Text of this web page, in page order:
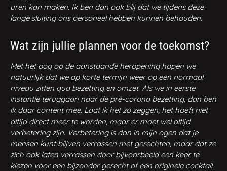
uren kan maken. Ik ben dan ook blij dat we tijdens deze
lange sluiting ons personeel hebben kunnen behouden.
Wat zijn jullie plannen voor de toekomst?
Met het oog op de aanstaande heropening hopen we
natuurlijk dat we op korte termijn weer op een normaal
niveau zitten qua bezetting en omzet. Als we in eerste
instantie teruggaan naar de pré-corona bezetting, dan ben
ik daar content mee. Laat ik het zo zeggen; het hoeft niet
altijd direct meer te worden, maar er moet wel altijd
verbetering zijn. Verbetering is dan in mijn ogen dat je
mensen kunt blijven verrassen met gerechten, maar dat ze
zich ook laten verrassen door bijvoorbeeld een keer te
kiezen voor een bijzonder gerecht of een originele cocktail.